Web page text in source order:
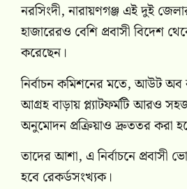
নরসিংদী, নারায়ণগঞ্জ এই দুই
হাজারেরও বেশি প্রবাসী বিদেশ
করেছেন।
নির্বাচন কমিশনের মতে, আউট অব
আগ্রহ বাড়ায় প্ল্যাটফর্মটি আরও
অনুমোদন প্রক্রিয়াও দ্রুততর করা
তাদের আশা, এ নির্বাচনে প্রবাসী
হবে রেকর্ডসংখ্যক।